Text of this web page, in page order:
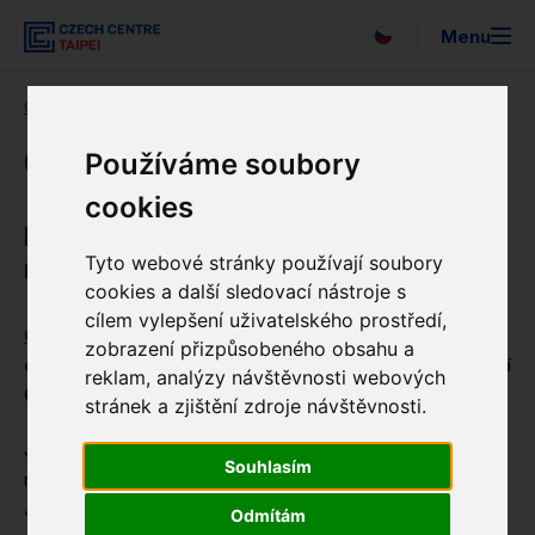
Používáme soubory
cookies
Tyto webové stránky používají soubory
cookies a další sledovací nástroje s
cílem vylepšení uživatelského prostředí,
zobrazení přizpůsobeného obsahu a
reklam, analýzy návštěvnosti webových
stránek a zjištění zdroje návštěvnosti.
Souhlasím
Odmítám
O nás
Program
Blog
Menu
České centrum Tchaj-pej
O nás
Posilujeme dobré jméno České
republiky ve světě
Česká centra jsouinstitutem veřejné a kulturní
diplomacie zřízeným Ministerstvem zahraničních věcí
ČR
Jejich hlavním posláním je podpora dobrého jména České
republiky a
posilování kulturních vztahů mezi zeměmi.
Jakožto kulturní institut jsou členem sítě zahraničních